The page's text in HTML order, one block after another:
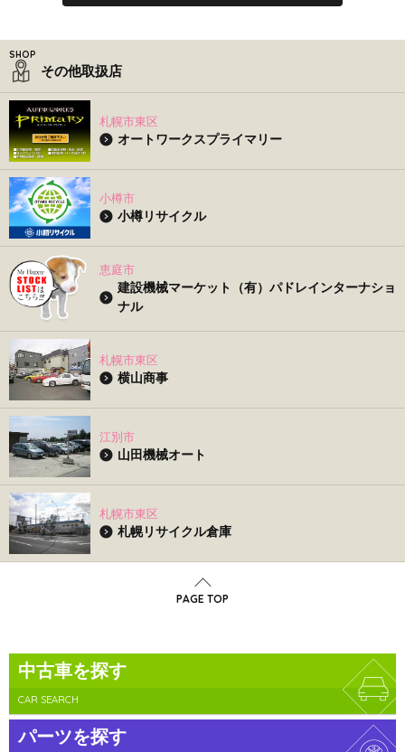
その他取扱店
札幌市東区
オートワークスプライマリー
小樽市
小樽リサイクル
恵庭市
建設機械マーケット（有）パドレインターナショ
ナル
札幌市東区
横山商事
江別市
山田機械オート
札幌市東区
札幌リサイクル倉庫
PAGE TOP
中古車を探す
CAR SEARCH
パーツを探す